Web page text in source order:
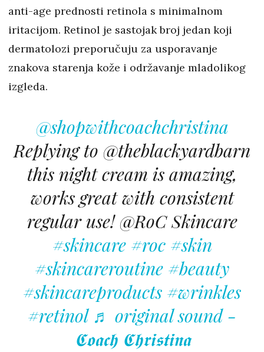
anti-age prednosti retinola s minimalnom
iritacijom. Retinol je sastojak broj jedan koji
dermatolozi preporučuju za usporavanje
znakova starenja kože i održavanje mladolikog
izgleda.
@shopwithcoachchristina
Replying to @theblackyardbarn
this night cream is amazing,
works great with consistent
regular use! @RoC Skincare
#skincare #roc #skin
#skincareroutine #beauty
#skincareproducts #wrinkles
#retinol ♬ original sound -
𝕮𝖔𝖆𝖈𝖍 𝕮𝖍𝖗𝖎𝖘𝖙𝖎𝖓𝖆